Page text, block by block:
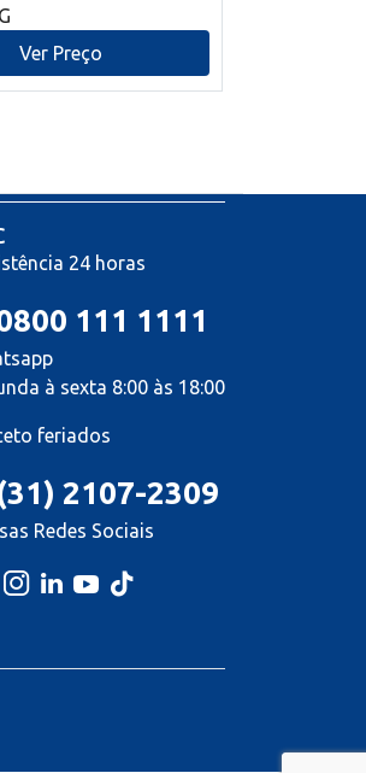
Ver Preço
24 horas
111 1111
à sexta 8:00 às 18:00
feriados
2107-2309
Redes Sociais